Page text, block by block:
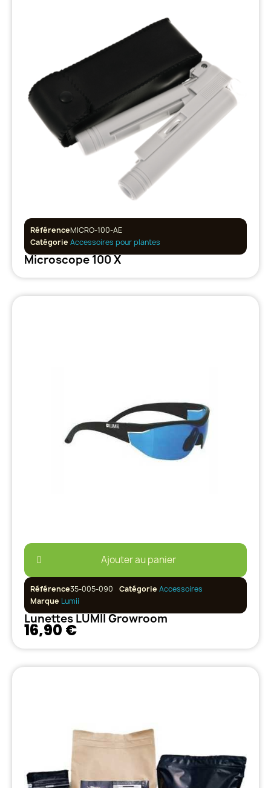
RéférenceMICRO-100-AE
Catégorie Accessoires pour plantes
Microscope 100 X
Ajouter au panier
Référence35-005-090 Catégorie Accessoires
Marque Lumii
Lunettes LUMII Growroom
16,90 €